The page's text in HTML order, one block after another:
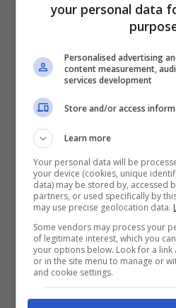
Temperatura
danneggerebbe il
Lamelle lisce,
basculanti:
capelli per uno
impeccabile ed
styling
Funzione sleep
spegnimento
your personal data
Personalised advertising
content measurement,
services development
Store and/or access
Learn more
Your personal data will be
your device (cookies, unique
data) may be stored by, accessed
partners, or used specifically by
may use precise geolocation data.
Some vendors may process your
of legitimate interest, which you
your options below. Look for a
or in the site menu to manage or
and cookie settings.